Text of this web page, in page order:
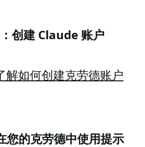
创建 Claude 账户
解如何创建克劳德账户
您的克劳德中使用提示